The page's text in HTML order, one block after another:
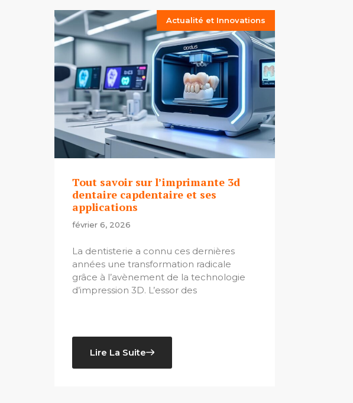
Actualité et Innovations
Tout savoir sur l’imprimante 3d
dentaire capdentaire et ses
applications
février 6, 2026
La dentisterie a connu ces dernières
années une transformation radicale
grâce à l’avènement de la technologie
d’impression 3D. L’essor des
Lire La Suite